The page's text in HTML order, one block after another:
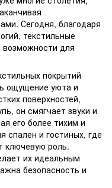
Сегодня, благодаря
текстильные
возможности для
покрытий
ощущение уюта и
поверхностей,
он смягчает звуки и
его более тихим и
спален и гостиных, где
ключевую роль.
их идеальным
безопасность и